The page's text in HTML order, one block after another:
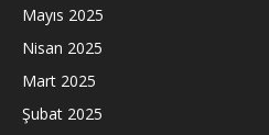
Mayıs 2025
Nisan 2025
Mart 2025
Şubat 2025